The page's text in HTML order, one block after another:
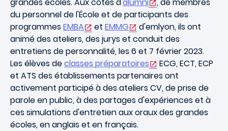
du personnel de l'École et de participants des
programmesEMBA et EMMG
d'emlyon, ils ont
animé des ateliers, des jurys et conduit des
entretiens de personnalité, les 6 et 7 février 2023.
Les élèves declasses préparatoires
ECG, ECT, ECP
et ATS des établissements partenaires ont
activement participé à des ateliers CV, de prise de
parole en public, à des partages d'expériences et à
ces simulations d'entretien aux oraux des grandes
écoles, en anglais et en français.